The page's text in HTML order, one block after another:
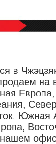
в
на
Южная